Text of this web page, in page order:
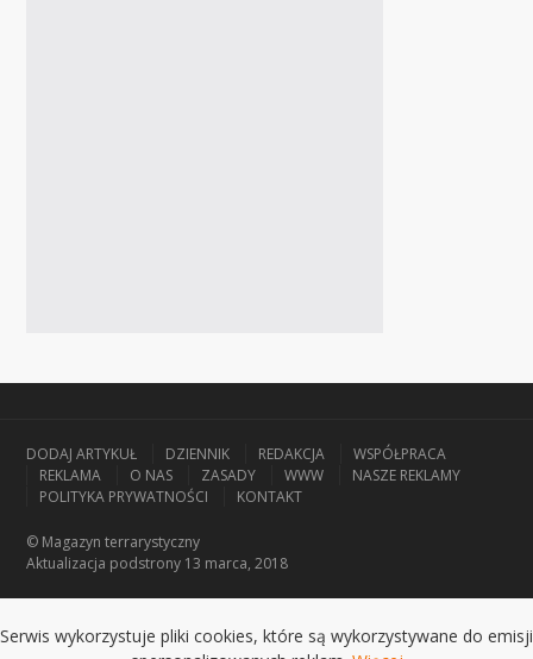
DODAJ ARTYKUŁ DZIENNIK REDAKCJA
WSPÓŁPRACA
REKLAMA
O NAS ZASADY WWW
NASZE REKLAMY
POLITYKA PRYWATNOŚCI
KONTAKT
© Magazyn terrarystyczny
Aktualizacja podstrony 13 marca, 2018
Serwis wykorzystuje pliki cookies, które są wykorzystywane do emisji